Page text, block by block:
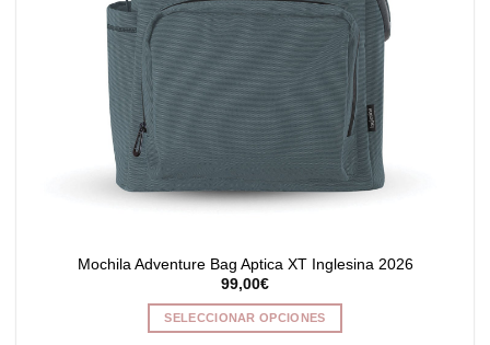
Mochila Adventure Bag Aptica XT Inglesina 2026
99,00€
SELECCIONAR OPCIONES